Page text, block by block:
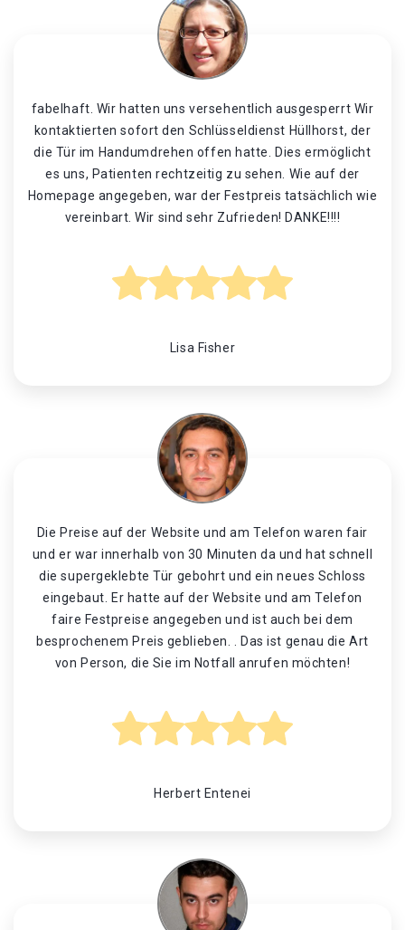
fabelhaft. Wir hatten uns versehentlich ausgesperrt Wir
kontaktierten sofort den Schlüsseldienst Hüllhorst, der
die Tür im Handumdrehen offen hatte. Dies ermöglicht
es uns, Patienten rechtzeitig zu sehen. Wie auf der
Homepage angegeben, war der Festpreis tatsächlich wie
vereinbart. Wir sind sehr Zufrieden! DANKE!!!!
Lisa Fisher
Die Preise auf der Website und am Telefon waren fair
und er war innerhalb von 30 Minuten da und hat schnell
die supergeklebte Tür gebohrt und ein neues Schloss
eingebaut. Er hatte auf der Website und am Telefon
faire Festpreise angegeben und ist auch bei dem
besprochenem Preis geblieben. . Das ist genau die Art
von Person, die Sie im Notfall anrufen möchten!
Herbert Entenei